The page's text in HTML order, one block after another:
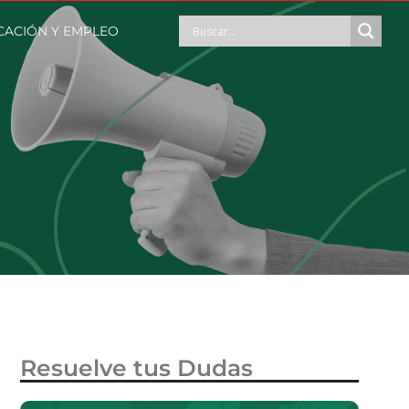
Y EMPLEO
Resuelve tus Dudas